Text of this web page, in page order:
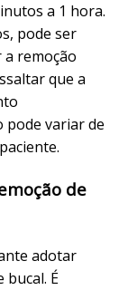
a 1 hora.
pode ser
remoção
que a
pode variar de
de
adotar
bucal. É